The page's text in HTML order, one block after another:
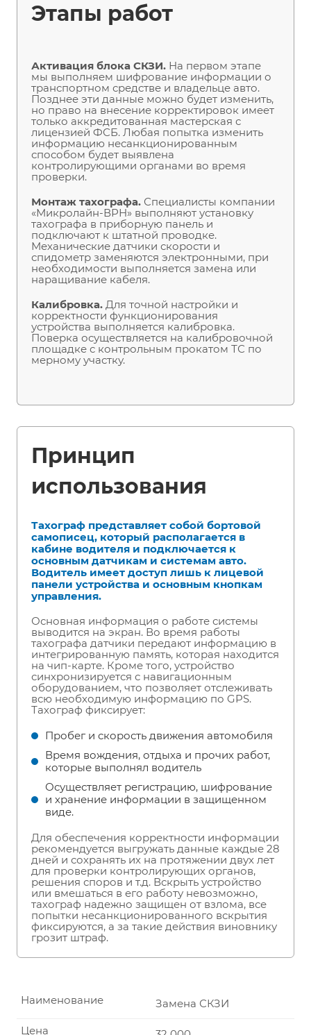
Этапы работ
Активация блока СКЗИ. На первом этапе
мы выполняем шифрование информации о
транспортном средстве и владельце авто.
Позднее эти данные можно будет изменить,
но право на внесение корректировок имеет
только аккредитованная мастерская с
лицензией ФСБ. Любая попытка изменить
информацию несанкционированным
способом будет выявлена
контролирующими органами во время
проверки.
Монтаж тахографа. Специалисты компании
«Микролайн-ВРН» выполняют установку
тахографа в приборную панель и
подключают к штатной проводке.
Механические датчики скорости и
спидометр заменяются электронными, при
необходимости выполняется замена или
наращивание кабеля.
Калибровка. Для точной настройки и
корректности функционирования
устройства выполняется калибровка.
Поверка осуществляется на калибровочной
площадке с контрольным прокатом ТС по
мерному участку.
Принцип
использования
Тахограф представляет собой бортовой
самописец, который располагается в
кабине водителя и подключается к
основным датчикам и системам авто.
Водитель имеет доступ лишь к лицевой
панели устройства и основным кнопкам
управления.
Основная информация о работе системы
выводится на экран. Во время работы
тахографа датчики передают информацию в
интегрированную память, которая находится
на чип-карте. Кроме того, устройство
синхронизируется с навигационным
оборудованием, что позволяет отслеживать
всю необходимую информацию по GPS.
Тахограф фиксирует:
Пробег и скорость движения автомобиля
Время вождения, отдыха и прочих работ,
которые выполнял водитель
Осуществляет регистрацию, шифрование
и хранение информации в защищенном
виде.
Для обеспечения корректности информации
рекомендуется выгружать данные каждые 28
дней и сохранять их на протяжении двух лет
для проверки контролирующих органов,
решения споров и т.д. Вскрыть устройство
или вмешаться в его работу невозможно,
тахограф надежно защищен от взлома, все
попытки несанкционированного вскрытия
фиксируются, а за такие действия виновнику
грозит штраф.
Замена СКЗИ
Наименование
Цена